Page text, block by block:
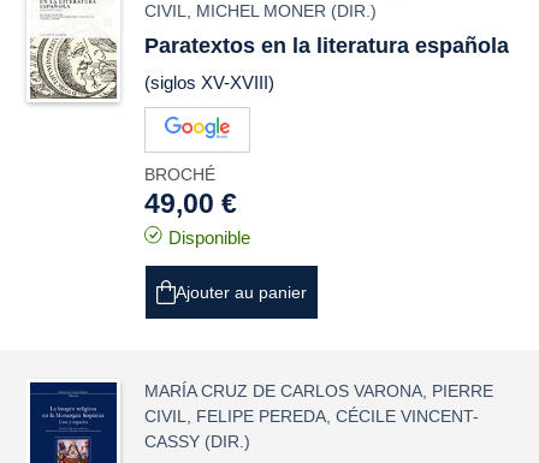
CIVIL
MICHEL MONER (DIR.)
Paratextos en la literatura española
(siglos XV-XVIII)
BROCHÉ
49,00 €
Disponible
Ajouter au panier
MARÍA CRUZ DE CARLOS VARONA PIERRE
CIVIL
FELIPE PEREDA ,CÉCILE VINCENT-
CASSY (DIR.)